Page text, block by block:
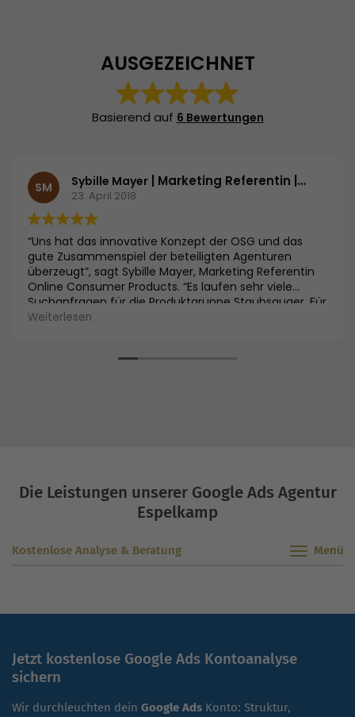
AUSGEZEICHNET
Basierend auf 6 Bewertungen
SM Sybille Mayer | Marketing Referentin | Bosch und Siemens Hausgeräte GmbH
23. April 2018
“Uns hat das innovative Konzept der OSG und das
gute Zusammenspiel der beteiligten Agenturen
überzeugt”, sagt Sybille Mayer, Marketing Referentin
Online Consumer Products. “Es laufen sehr viele
Suchanfragen für die Produktgruppe Staubsauger. Für
uns als Hersteller ist es entscheidend, mit unseren
entsprechend zu vermarkten. Wir sind überzeugt,
Weiterlesen
Die Leistungen unserer Google Ads Agentur
Espelkamp
Kostenlose Analyse & Beratung
Jetzt kostenlose Google Ads Kontoanalyse
sichern
Wir durchleuchten dein Google Ads Konto: Struktur,